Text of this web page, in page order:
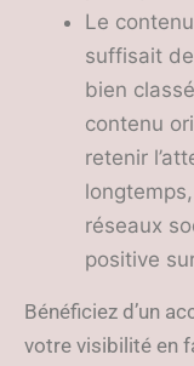
Le
suffisait
bien
contenu
retenir
réseaux
positive
Bénéficiez d’un
votre visibilité en